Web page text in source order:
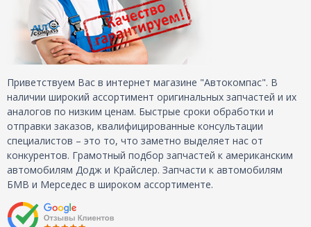
Приветствуем Вас в интернет магазине "Автокомпас". В
наличии широкий ассортимент оригинальных запчастей и их
аналогов по низким ценам. Быстрые сроки обработки и
отправки заказов, квалифицированные консультации
специалистов – это то, что заметно выделяет нас от
конкурентов. Грамотный подбор запчастей к американским
автомобилям Додж и Крайслер. Запчасти к автомобилям
БМВ и Мерседес в широком ассортименте.